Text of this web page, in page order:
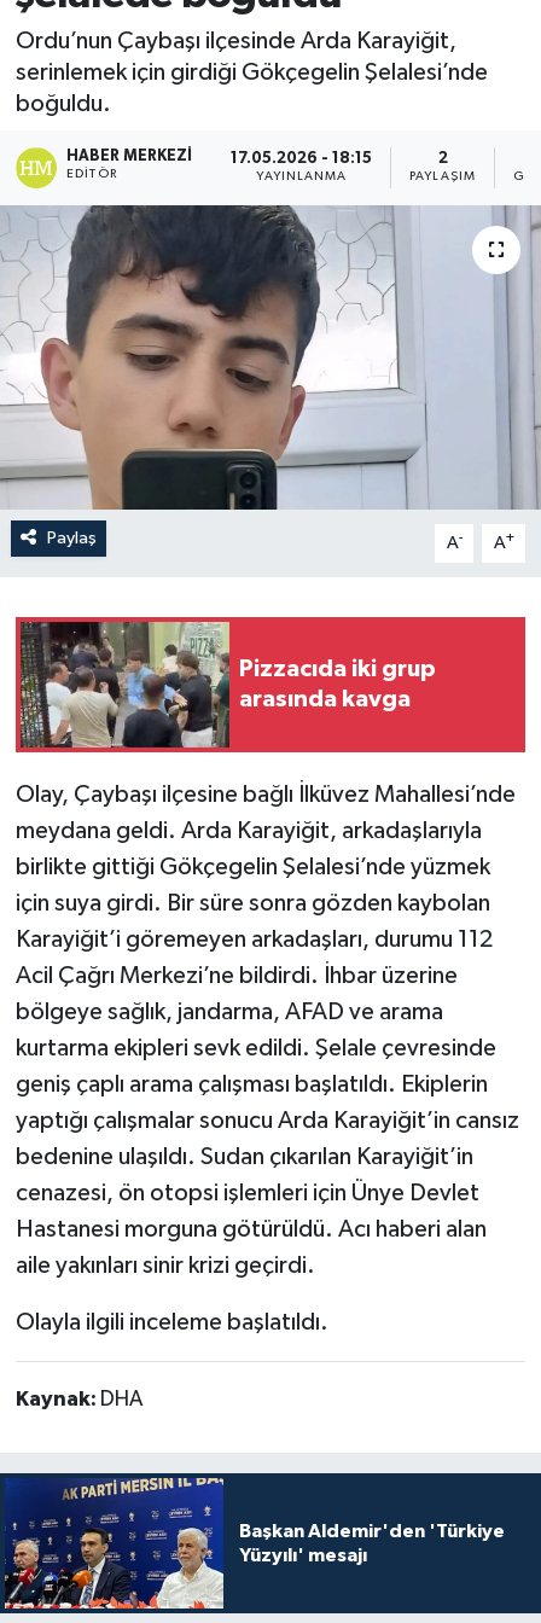
Ordu’nun Çaybaşı ilçesinde Arda Karayiğit,
serinlemek için girdiği Gökçegelin Şelalesi’nde
boğuldu.
HABER MERKEZI
EDITÖR
17.05.2026 - 18:15
YAYINLANMA
2
PAYLAŞIM
Paylaş A- A+
Pizzacıda iki grup
arasında kavga
Olay, Çaybaşı ilçesine bağlı İlküvez Mahallesi’nde
meydana geldi. Arda Karayiğit, arkadaşlarıyla
birlikte gittiği Gökçegelin Şelalesi’nde yüzmek
için suya girdi. Bir süre sonra gözden kaybolan
Karayiğit’i göremeyen arkadaşları, durumu 112
Acil Çağrı Merkezi’ne bildirdi. İhbar üzerine
bölgeye sağlık, jandarma, AFAD ve arama
kurtarma ekipleri sevk edildi. Şelale çevresinde
geniş çaplı arama çalışması başlatıldı. Ekiplerin
yaptığı çalışmalar sonucu Arda Karayiğit’in cansız
bedenine ulaşıldı. Sudan çıkarılan Karayiğit’in
cenazesi, ön otopsi işlemleri için Ünye Devlet
Hastanesi morguna götürüldü. Acı haberi alan
aile yakınları sinir krizi geçirdi.
Olayla ilgili inceleme başlatıldı.
Kaynak: DHA
Başkan Aldemir'den 'Türkiye
Yüzyılı' mesajı